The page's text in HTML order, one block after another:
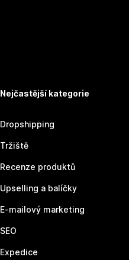
Nejčastější kategorie
Dropshipping
Tržiště
Recenze produktů
Upselling a balíčky
E-mailový marketing
SEO
Expedice